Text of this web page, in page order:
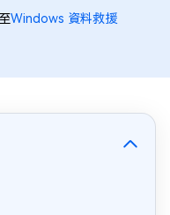
Windows 資料救援